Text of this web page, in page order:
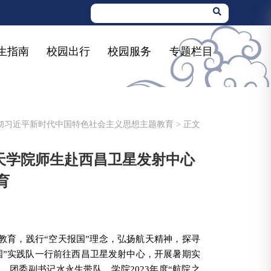
指南 校园出行 校园服务 专题栏目
习近平新时代中国特色社会主义思想主题教育 > 正文
院师生赴西昌卫星发射中心
育，践行“空天报国”理念，弘扬航天精神，探寻
实践队一行前往西昌卫星发射中心，开展暑期实